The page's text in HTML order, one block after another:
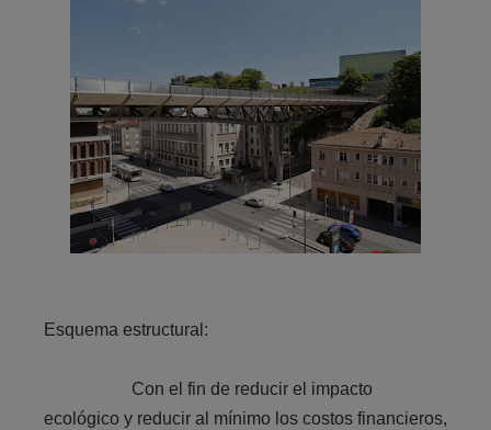
Esquema estructural:
Con el fin de reducir el impacto
ecológico y reducir al mínimo los costos financieros,